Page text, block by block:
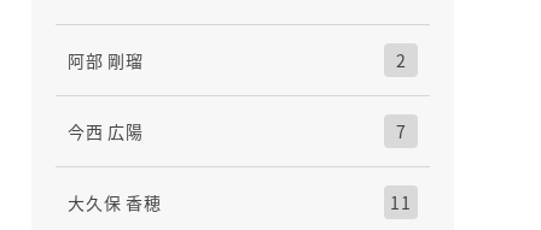
阿部 剛瑠 2
今西 広陽 7
大久保 香穂 11